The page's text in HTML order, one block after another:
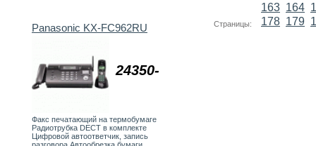
24350-
Panasonic KX-FC962RU
Факс печатающий на термобумаге
Радиотрубка DECT в комплекте
Цифровой автоответчик, запись
Страницы:
163 164
178 179